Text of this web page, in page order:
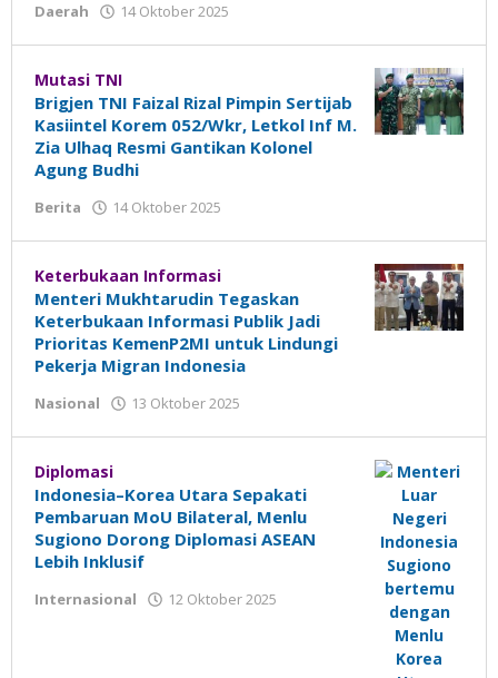
Daerah 14 Oktober 2025
Mutasi TNI
Brigjen TNI Faizal Rizal Pimpin Sertijab
Kasiintel Korem 052/Wkr, Letkol Inf M.
Zia Ulhaq Resmi Gantikan Kolonel
Agung Budhi
Berita 14 Oktober 2025
Keterbukaan Informasi
Menteri Mukhtarudin Tegaskan
Keterbukaan Informasi Publik Jadi
Prioritas KemenP2MI untuk Lindungi
Pekerja Migran Indonesia
Nasional 13 Oktober 2025
Diplomasi
Indonesia–Korea Utara Sepakati
Pembaruan MoU Bilateral, Menlu
Sugiono Dorong Diplomasi ASEAN
Lebih Inklusif
Internasional 12 Oktober 2025